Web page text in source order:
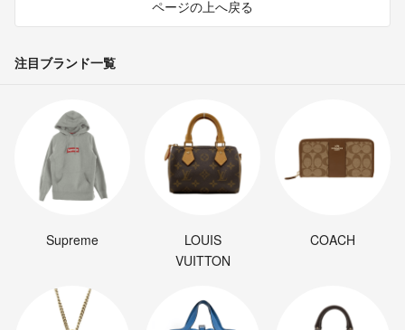
ページの上へ戻る
注目ブランド一覧
Supreme
LOUIS
VUITTON
COACH